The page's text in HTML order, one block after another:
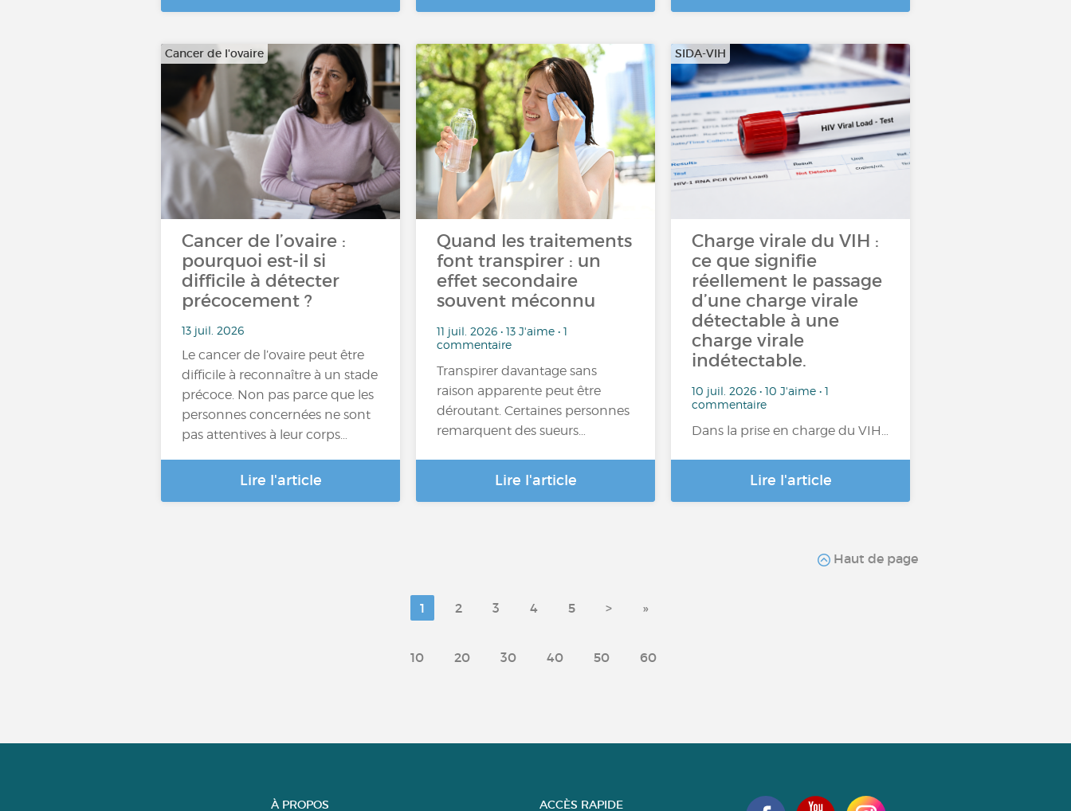
Cancer de l'ovaire
Cancer de l’ovaire :
pourquoi est-il si
difficile à détecter
précocement ?
13 juil. 2026
Le cancer de l’ovaire peut être
difficile à reconnaître à un stade
précoce. Non pas parce que les
personnes concernées ne sont
pas attentives à leur corps…
Lire l'article
Quand les traitements
font transpirer : un
effet secondaire
souvent méconnu
11 juil. 2026 • 13 J'aime • 1
commentaire
Transpirer davantage sans
raison apparente peut être
déroutant. Certaines personnes
remarquent des sueurs…
Lire l'article
SIDA-VIH
Charge virale du VIH :
ce que signifie
réellement le passage
d’une charge virale
détectable à une
charge virale
indétectable.
10 juil. 2026 • 10 J'aime • 1
commentaire
Dans la prise en charge du VIH…
Lire l'article
Haut de page
1 2 3 4 5 > »
10 20 30 40 50 60
À PROPOS ACCÈS RAPIDE